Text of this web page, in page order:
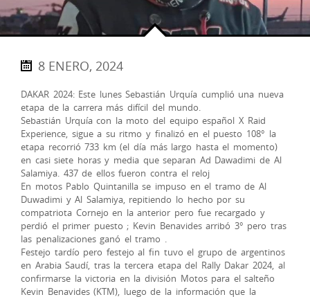
8 ENERO, 2024
DAKAR 2024: Este lunes Sebastián Urquía cumplió una nueva
etapa de la carrera más difícil del mundo.
Sebastián Urquía con la moto del equipo español X Raid
Experience, sigue a su ritmo y finalizó en el puesto 108° la
etapa recorrió 733 km (el día más largo hasta el momento)
en casi siete horas y media que separan Ad Dawadimi de Al
Salamiya. 437 de ellos fueron contra el reloj
En motos Pablo Quintanilla se impuso en el tramo de Al
Duwadimi y Al Salamiya, repitiendo lo hecho por su
compatriota Cornejo en la anterior pero fue recargado y
perdió el primer puesto ; Kevin Benavides arribó 3° pero tras
las penalizaciones ganó el tramo .
Festejo tardío pero festejo al fin tuvo el grupo de argentinos
en Arabia Saudí, tras la tercera etapa del Rally Dakar 2024, al
confirmarse la victoria en la división Motos para el salteño
Kevin Benavides (KTM), luego de la información que la